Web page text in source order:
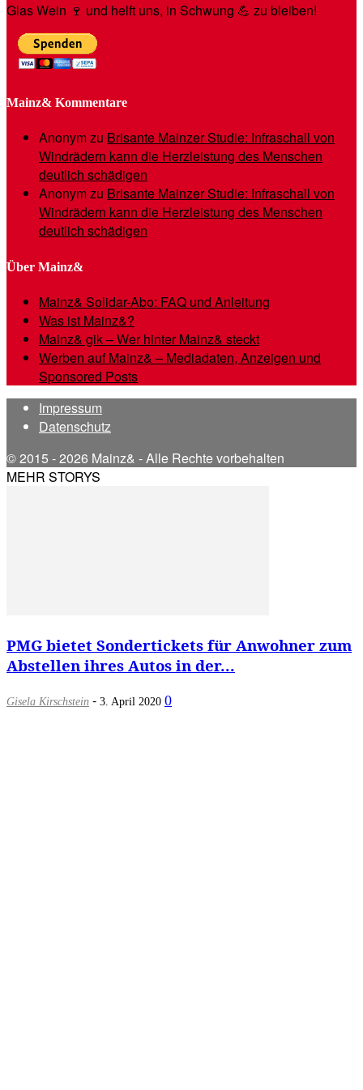
Glas Wein 🍷 und helft uns, in Schwung 💪 zu bleiben!
Mainz& Kommentare
Anonymzu Brisante Mainzer Studie: Infraschall von
Windrädern kann die Herzleistung des Menschen
deutlich schädigen
Anonymzu Brisante Mainzer Studie: Infraschall von
Windrädern kann die Herzleistung des Menschen
deutlich schädigen
Über Mainz&
Mainz& Solidar-Abo: FAQ und Anleitung
Was ist Mainz&?
Mainz& gik – Wer hinter Mainz& steckt
Werben auf Mainz& – Mediadaten, Anzeigen und
Sponsored Posts
Impressum
Datenschutz
© 2015 - 2026 Mainz& - Alle Rechte vorbehalten
MEHR STORYS
PMG bietet Sondertickets für Anwohner zum
Abstellen ihres Autos in der...
Gisela Kirschstein - 3. April 2020 0